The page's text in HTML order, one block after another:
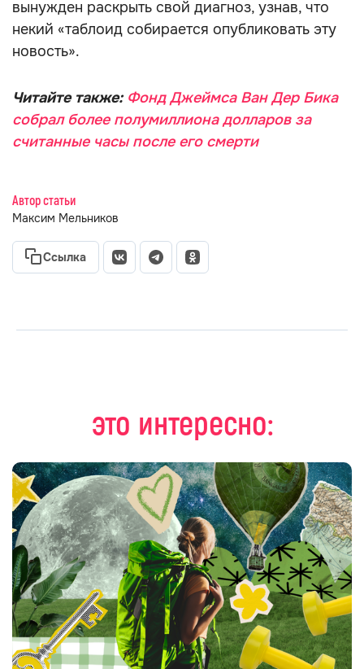
вынужден раскрыть свой диагноз, узнав, что
некий «таблоид собирается опубликовать эту
новость».
Читайте также: Фонд Джеймса Ван Дер Бика
собрал более полумиллиона долларов за
считанные часы после его смерти
Автор статьи
Максим Мельников
Ссылка
это интересно: